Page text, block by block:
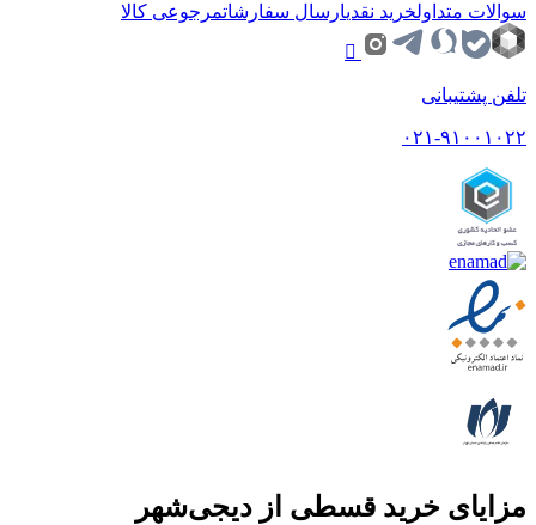
سوالات متداولخرید نقدیارسال سفارشاتمرجوعی کالا
تلفن پشتیبانی
۰۲۱-۹۱۰۰۱۰۲۲
مزایای خرید قسطی از دیجی‌شهر